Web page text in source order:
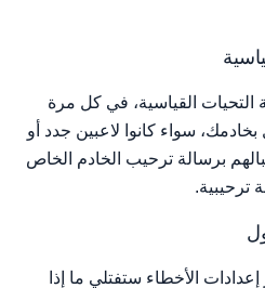
التحيات القياسية، في كل مرة
بخادمك، سواء كانوا لاعبين جدد أو
برسالة ترحيب الخادم الخاص
ترحيبية.
الأخطاء ستفتلي ما إذا